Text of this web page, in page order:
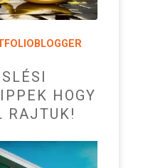
HOGY
RAJTUK!